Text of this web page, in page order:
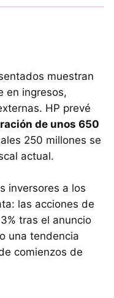
muestran
en ingresos,
HP prevé
de unos 650
250 millones se
actual.
inversores a los
las acciones de
tras el anuncio
una tendencia
comienzos de